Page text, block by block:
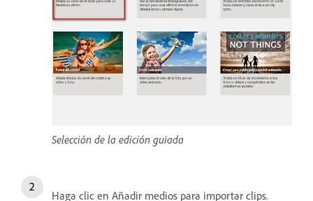
Selección de la edición guiada
Haga clic en Añadir medios para importar clips.